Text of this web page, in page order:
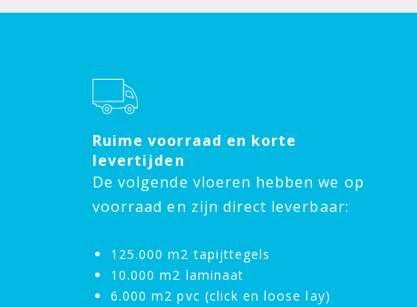
Ruime voorraad en korte
levertijden
De volgende vloeren hebben we op
voorraad en zijn direct leverbaar:
125.000 m2 tapijttegels
10.000 m2 laminaat
6.000 m2 pvc (click en loose lay)